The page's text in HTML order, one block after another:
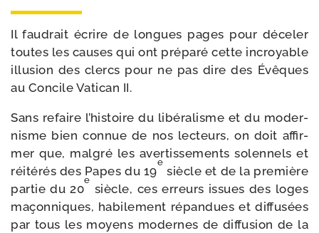
Il fau­drait écrire de longues pages pour déce­ler
toutes les causes qui ont pré­pa­ré cette incroyable
illu­sion des clercs pour ne pas dire des Évêques
au Concile Vatican II.
Sans refaire l’his­toire du libé­ra­lisme et du moder­
nisme bien connue de nos lec­teurs, on doit affir­
mer que, mal­gré les aver­tis­se­ments solen­nels et
réité­rés des Papes du 19
e
siècle et de la pre­mière
par­tie du 20
e
siècle, ces erreurs issues des loges
maçon­niques, habi­le­ment répan­dues et dif­fu­sées
par tous les moyens modernes de dif­fu­sion de la